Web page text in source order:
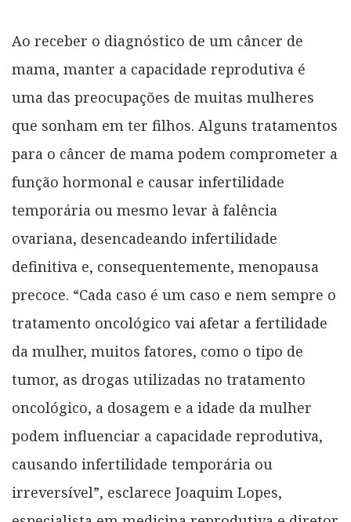
Ao receber o diagnóstico de um câncer de
mama, manter a capacidade reprodutiva é
uma das preocupações de muitas mulheres
que sonham em ter filhos. Alguns tratamentos
para o câncer de mama podem comprometer a
função hormonal e causar infertilidade
temporária ou mesmo levar à falência
ovariana, desencadeando infertilidade
definitiva e, consequentemente, menopausa
precoce. “Cada caso é um caso e nem sempre o
tratamento oncológico vai afetar a fertilidade
da mulher, muitos fatores, como o tipo de
tumor, as drogas utilizadas no tratamento
oncológico, a dosagem e a idade da mulher
podem influenciar a capacidade reprodutiva,
causando infertilidade temporária ou
irreversível”, esclarece Joaquim Lopes,